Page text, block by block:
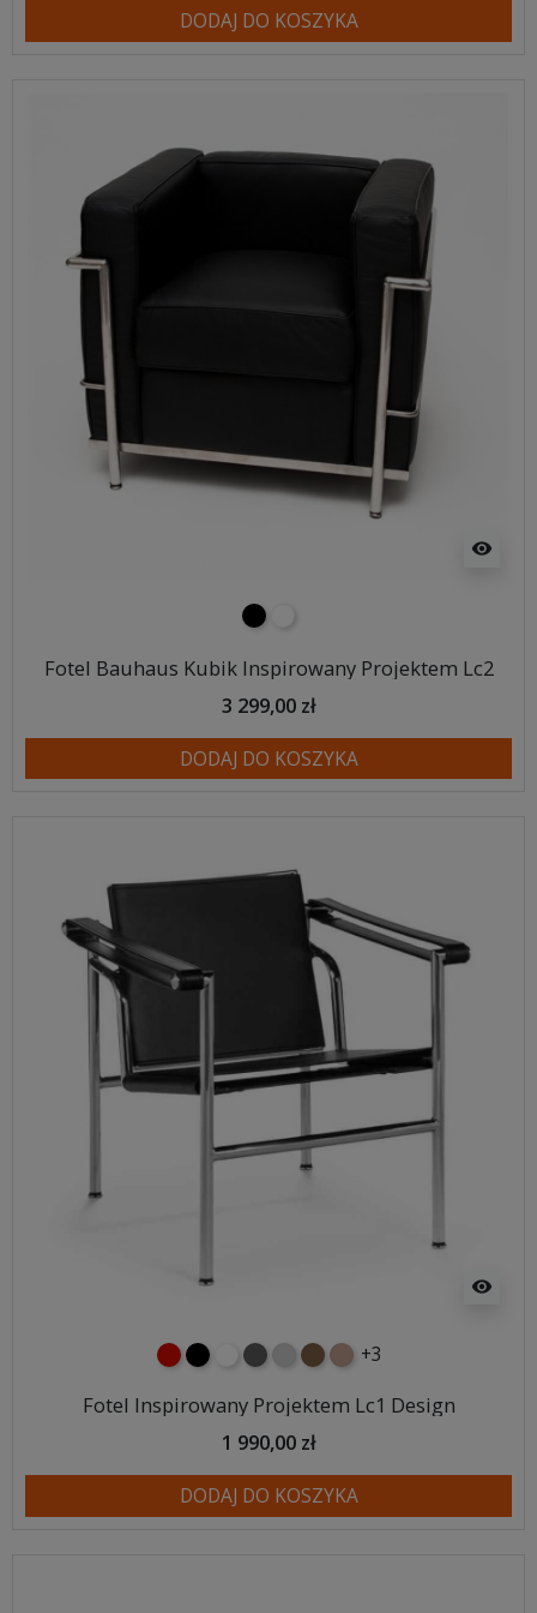
DODAJ DO KOSZYKA
visibility
czarny
Fotel Bauhaus Kubik Inspirowany Projektem Lc2
3 299,00 zł
DODAJ DO KOSZYKA
visibility
czerwony
czarnybiałyciemno szary
jasnoszary
brązowy
jasnobrązowy
+3
Fotel Inspirowany Projektem Lc1 Design
1 990,00 zł
DODAJ DO KOSZYKA